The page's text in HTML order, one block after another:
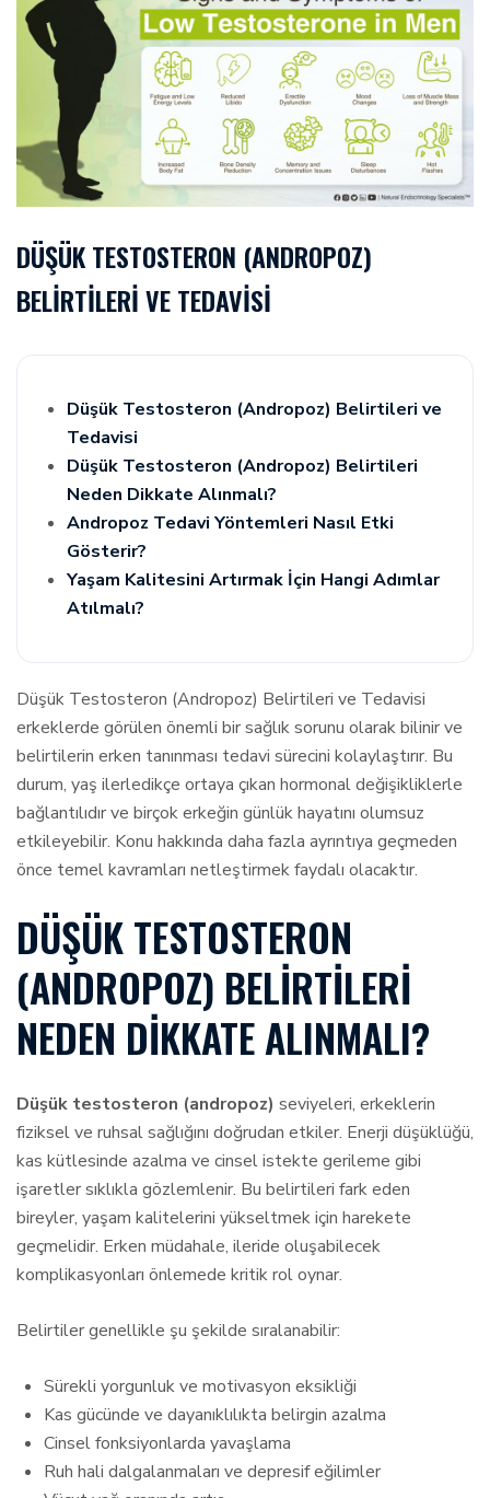
DÜŞÜK TESTOSTERON (ANDROPOZ)
BELIRTILERI VE TEDAVISI
Düşük Testosteron (Andropoz) Belirtileri ve
Tedavisi
Düşük Testosteron (Andropoz) Belirtileri
Neden Dikkate Alınmalı?
Andropoz Tedavi Yöntemleri Nasıl Etki
Gösterir?
Yaşam Kalitesini Artırmak İçin Hangi Adımlar
Atılmalı?
Düşük Testosteron (Andropoz) Belirtileri ve Tedavisi
erkeklerde görülen önemli bir sağlık sorunu olarak bilinir ve
belirtilerin erken tanınması tedavi sürecini kolaylaştırır. Bu
durum, yaş ilerledikçe ortaya çıkan hormonal değişikliklerle
bağlantılıdır ve birçok erkeğin günlük hayatını olumsuz
etkileyebilir. Konu hakkında daha fazla ayrıntıya geçmeden
önce temel kavramları netleştirmek faydalı olacaktır.
DÜŞÜK TESTOSTERON
(ANDROPOZ) BELIRTILERI
NEDEN DIKKATE ALINMALI?
Düşük testosteron (andropoz) seviyeleri, erkeklerin
fiziksel ve ruhsal sağlığını doğrudan etkiler. Enerji düşüklüğü,
kas kütlesinde azalma ve cinsel istekte gerileme gibi
işaretler sıklıkla gözlemlenir. Bu belirtileri fark eden
bireyler, yaşam kalitelerini yükseltmek için harekete
geçmelidir. Erken müdahale, ileride oluşabilecek
komplikasyonları önlemede kritik rol oynar.
Belirtiler genellikle şu şekilde sıralanabilir:
Sürekli yorgunluk ve motivasyon eksikliği
Kas gücünde ve dayanıklılıkta belirgin azalma
Cinsel fonksiyonlarda yavaşlama
Ruh hali dalgalanmaları ve depresif eğilimler